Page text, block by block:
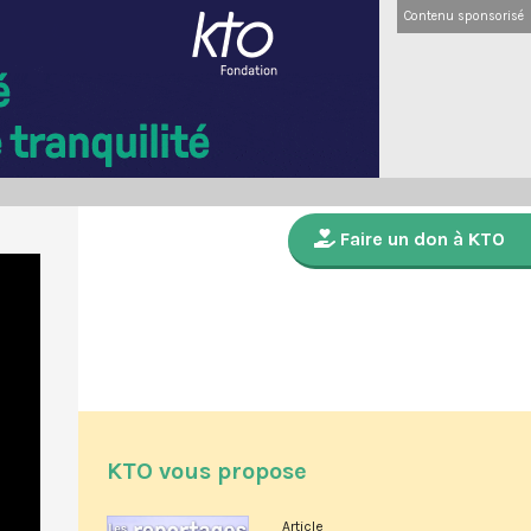
Contenu sponsorisé
Faire un don à KTO
KTO vous propose
Article